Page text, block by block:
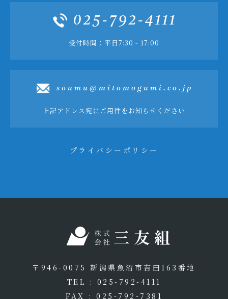
025-792-4111
受付時間：平日7:30 - 17:00
soumu@mitomogumi.co.jp
上記アドレス宛にご用件をお知らせください
プライバシーポリシー
〒946-0075 新潟県魚沼市吉田163番地
TEL : 025-792-4111
FAX : 025-792-7381